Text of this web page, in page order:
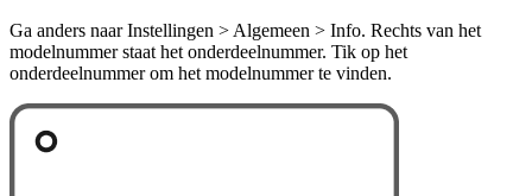
Ga anders naar Instellingen > Algemeen > Info. Rechts van het
modelnummer staat het onderdeelnummer. Tik op het
onderdeelnummer om het modelnummer te vinden.